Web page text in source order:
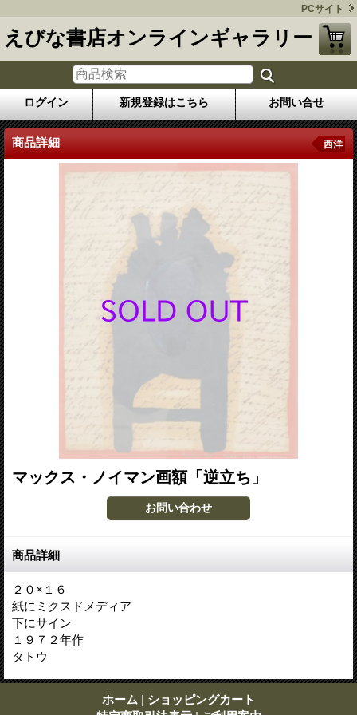
PCサイト
えびな書店オンラインギャラリー
ログイン 新規登録はこちら お問い合せ
商品詳細 西洋
マックス・ノイマン画額「逆立ち」
商品詳細
２０×１６
紙にミクスドメディア
下にサイン
１９７２年作
タトウ
ホーム | ショッピングカート